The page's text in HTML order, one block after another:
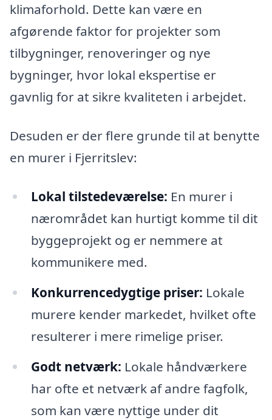
klimaforhold. Dette kan være en
afgørende faktor for projekter som
tilbygninger, renoveringer og nye
bygninger, hvor lokal ekspertise er
gavnlig for at sikre kvaliteten i arbejdet.
Desuden er der flere grunde til at benytte
en murer i Fjerritslev:
Lokal tilstedeværelse: En murer i
nærområdet kan hurtigt komme til dit
byggeprojekt og er nemmere at
kommunikere med.
Konkurrencedygtige priser: Lokale
murere kender markedet, hvilket ofte
resulterer i mere rimelige priser.
Godt netværk: Lokale håndværkere
har ofte et netværk af andre fagfolk,
som kan være nyttige under dit